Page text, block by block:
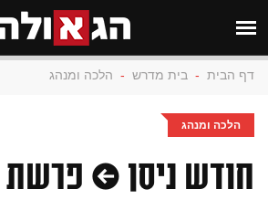
דף הבית - בית מדרש - הלכה ומנהג
הלכה ומנהג
חודש ניסן • פרשת